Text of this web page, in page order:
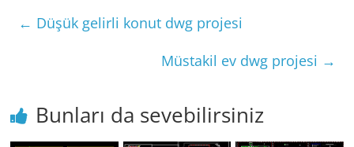
← Düşük gelirli konut dwg projesi
Müstakil ev dwg projesi →
Bunları da sevebilirsiniz